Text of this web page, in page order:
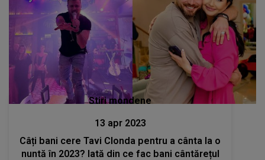
Stiri mondene
13 apr 2023
Câți bani cere Tavi Clonda pentru a cânta la o
nuntă în 2023? Iată din ce fac bani cântărețul